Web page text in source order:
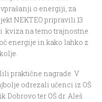
o energiji, za
NEKTEO pripravili 13
kviza na temo trajnostne
energije in kako lahko z
praktične nagrade. V
odrezali učenci iz OŠ
Dobrovo ter OŠ dr. Aleš